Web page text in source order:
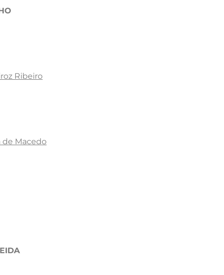
Ribeiro
de Macedo